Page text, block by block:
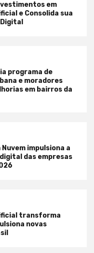
em
e Consolida sua
programa de
e moradores
em bairros da
impulsiona a
das empresas
transforma
novas